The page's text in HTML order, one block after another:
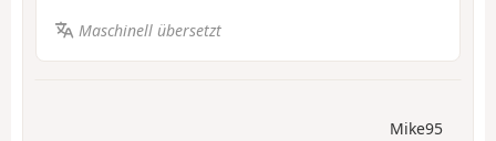
Maschinell übersetzt
Mike95